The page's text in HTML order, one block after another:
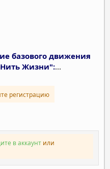
базового движения
Жизни":...
регистрацию
в аккаунт или